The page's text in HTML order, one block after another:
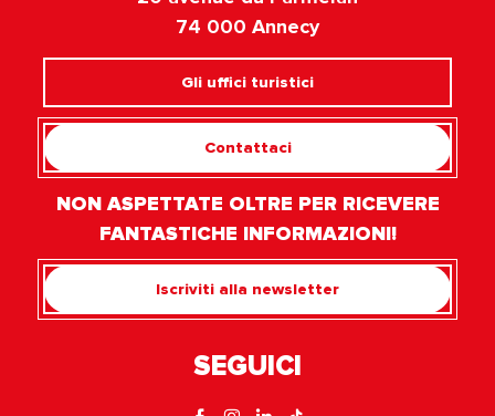
74 000 Annecy
Gli uffici turistici
Contattaci
NON ASPETTATE OLTRE PER RICEVERE
FANTASTICHE INFORMAZIONI!
Iscriviti alla newsletter
SEGUICI